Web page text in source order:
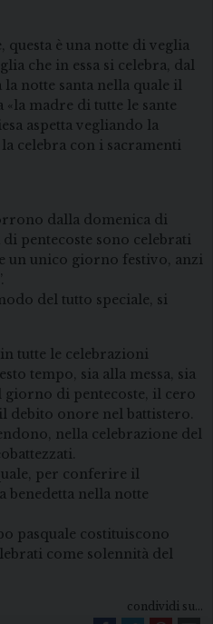
è una notte di veglia
che in essa si celebra, dal
notte santa nella quale il
madre di tutte le sante
aspetta vegliando la
celebra con i sacramenti
dalla domenica di
pentecoste sono celebrati
un unico giorno festivo, anzi
del tutto speciale, si
tutte le celebrazioni
tempo, sia alla messa, sia
di pentecoste, il cero
debito onore nel battistero.
nella celebrazione del
per conferire il
benedetta nella notte
pasquale costituiscono
come solennità del
condividi su...